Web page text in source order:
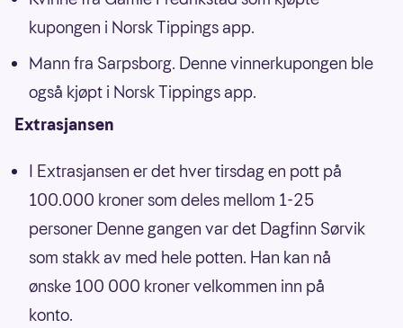
kupongen i Norsk Tippings app.
Mann fra Sarpsborg. Denne vinnerkupongen ble
også kjøpt i Norsk Tippings app.
Extrasjansen
I Extrasjansen er det hver tirsdag en pott på
100.000 kroner som deles mellom 1-25
personer Denne gangen var det Dagfinn Sørvik
som stakk av med hele potten. Han kan nå
ønske 100 000 kroner velkommen inn på
konto.